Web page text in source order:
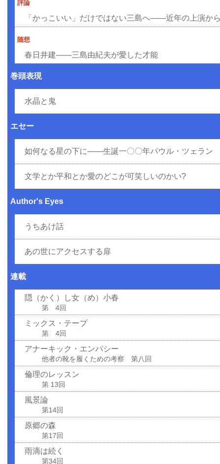
評論
「かっこいい」だけではない三島へ――近年の上演か
随想
春日井建――三島由紀夫が愛した才能
巻頭表現
水晶と鬼
エセー
如何なる星の下に――生誕一〇〇年パウル・ツェラン
文学とか平和とか愛のどこが可笑しいのかい?
Author's Eyes
うちあけ話
あの世にアクセスする扉
連載
隠（かく）し女（め）小春
第 4回
ミックス・テープ
第 4回
アナーキック・エンパシー
他者の靴を履くための考察 第八回
倫理のレッスン
第 13回
風景論
第14回
原郷の森
第17回
雨滴は続く
第34回